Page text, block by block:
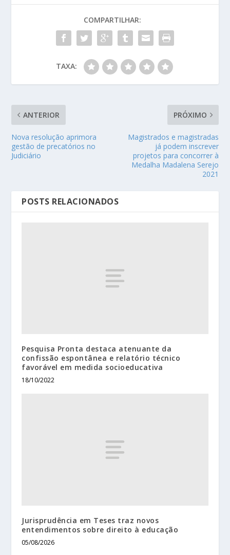
COMPARTILHAR:
TAXA:
ANTERIOR
Nova resolução aprimora
gestão de precatórios no
Judiciário
PRÓXIMO
Magistrados e magistradas
já podem inscrever
projetos para concorrer à
Medalha Madalena Serejo
2021
POSTS RELACIONADOS
Pesquisa Pronta destaca atenuante da
confissão espontânea e relatório técnico
favorável em medida socioeducativa
18/10/2022
Jurisprudência em Teses traz novos
entendimentos sobre direito à educação
05/08/2026